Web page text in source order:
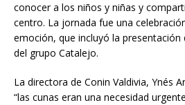
conocer a los niños y niñas y
centro. La jornada fue una
emoción, que incluyó la
del grupo Catalejo.
La directora de Conin Valdivia, Ynés
“las cunas eran una necesidad